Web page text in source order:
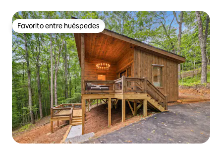
Favorito entre huéspedes
Favorito entre huéspedes